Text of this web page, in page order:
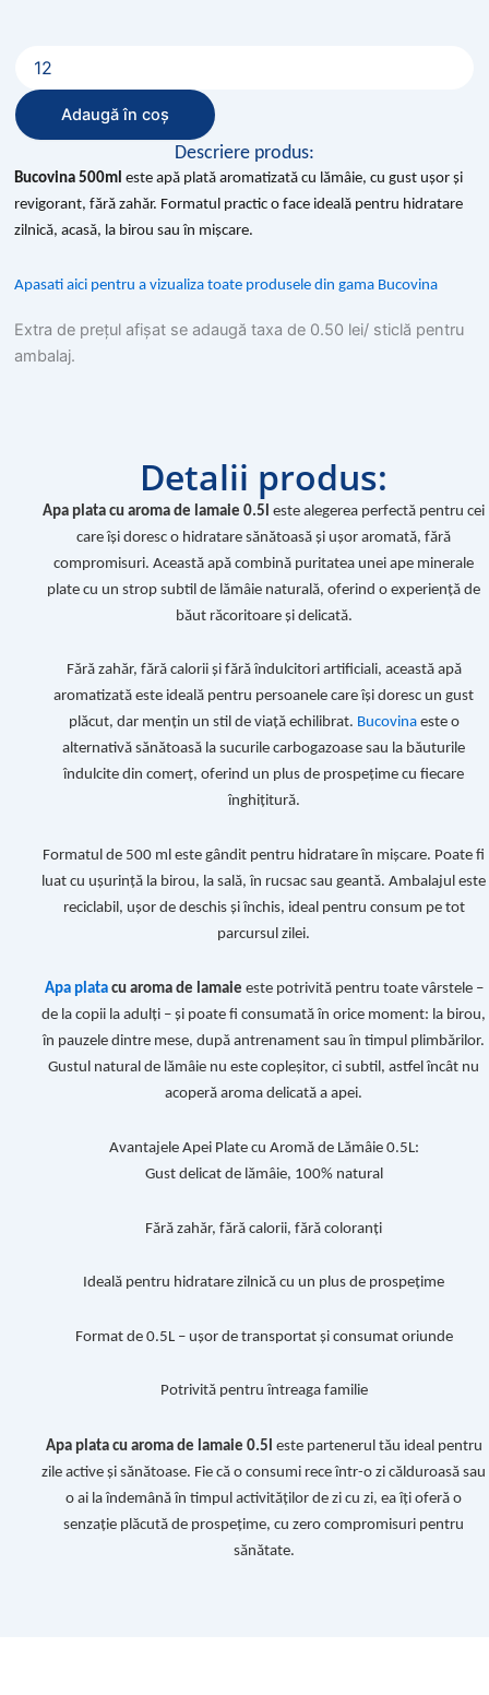
Apă
plată
aromatizată
cu
Bucovina,
500ml,
PET
Adaugă în coș
Descriere produs:
Bucovina 500ml este apă plată aromatizată cu lămâie, cu gust ușor și
revigorant, fără zahăr. Formatul practic o face ideală pentru hidratare
zilnică, acasă, la birou sau în mișcare.
Apasati aici pentru a vizualiza toate produsele din gama Bucovina
Extra de prețul afișat se adaugă taxa de 0.50 lei/ sticlă pentru
ambalaj.
Detalii produs:
Apa plata cu aroma de lamaie 0.5l este alegerea perfectă pentru cei
care își doresc o hidratare sănătoasă și ușor aromată, fără
compromisuri. Această apă combină puritatea unei ape minerale
plate cu un strop subtil de lămâie naturală, oferind o experiență de
băut răcoritoare și delicată.
Fără zahăr, fără calorii și fără îndulcitori artificiali, această apă
aromatizată este ideală pentru persoanele care își doresc un gust
plăcut, dar mențin un stil de viață echilibrat. Bucovinaeste o
alternativă sănătoasă la sucurile carbogazoase sau la băuturile
îndulcite din comerț, oferind un plus de prospețime cu fiecare
înghițitură.
Formatul de 500 ml este gândit pentru hidratare în mișcare. Poate fi
luat cu ușurință la birou, la sală, în rucsac sau geantă. Ambalajul este
reciclabil, ușor de deschis și închis, ideal pentru consum pe tot
parcursul zilei.
Apa platacu aroma de lamaie este potrivită pentru toate vârstele –
de la copii la adulți – și poate fi consumată în orice moment: la birou,
în pauzele dintre mese, după antrenament sau în timpul plimbărilor.
Gustul natural de lămâie nu este copleșitor, ci subtil, astfel încât nu
acoperă aroma delicată a apei.
Avantajele Apei Plate cu Aromă de Lămâie 0.5L:
Gust delicat de lămâie, 100% natural
Fără zahăr, fără calorii, fără coloranți
Ideală pentru hidratare zilnică cu un plus de prospețime
Format de 0.5L – ușor de transportat și consumat oriunde
Potrivită pentru întreaga familie
Apa plata cu aroma de lamaie 0.5l este partenerul tău ideal pentru
zile active și sănătoase. Fie că o consumi rece într-o zi călduroasă sau
o ai la îndemână în timpul activităților de zi cu zi, ea îți oferă o
senzație plăcută de prospețime, cu zero compromisuri pentru
sănătate.